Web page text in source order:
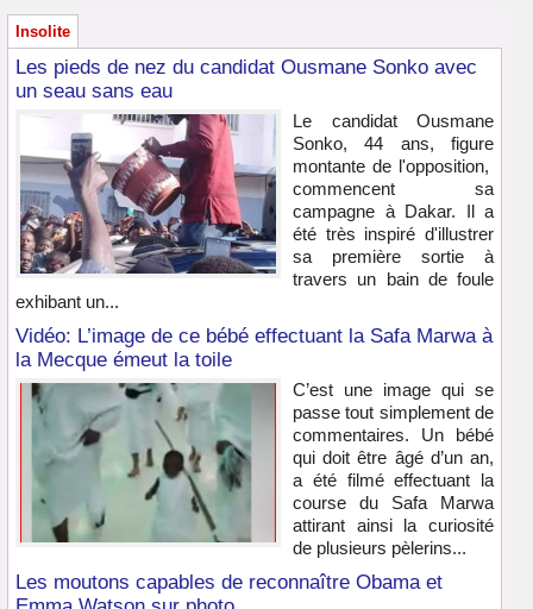
Insolite
Les pieds de nez du candidat Ousmane Sonko avec
un seau sans eau
Le candidat Ousmane
Sonko, 44 ans, figure
montante de l'opposition,
commencent sa
campagne à Dakar. Il a
été très inspiré d'illustrer
sa première sortie à
travers un bain de foule
exhibant un...
Vidéo: L’image de ce bébé effectuant la Safa Marwa à
la Mecque émeut la toile
C’est une image qui se
passe tout simplement de
commentaires. Un bébé
qui doit être âgé d’un an,
a été filmé effectuant la
course du Safa Marwa
attirant ainsi la curiosité
de plusieurs pèlerins...
Les moutons capables de reconnaître Obama et